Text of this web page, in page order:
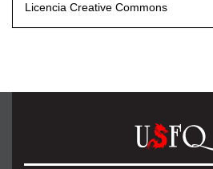
Licencia Creative Commons